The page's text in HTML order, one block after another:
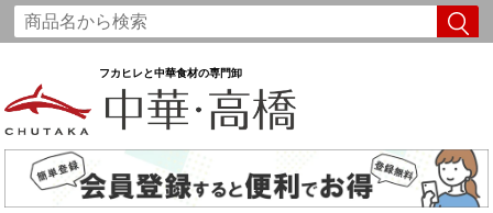
フカヒレと中華食材の専門卸